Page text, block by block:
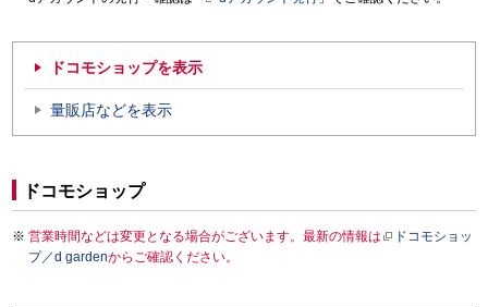
ドコモショップを表示
量販店などを表示
ドコモショップ
営業時間などは変更となる場合がございます。最新の情報は
ドコモショッ
プ／d gardenからご確認ください。